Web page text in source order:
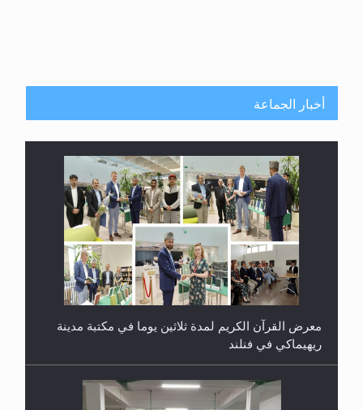
أخبار الجماعة
معرض القرآن الكريم لمدة ثلاثين يوما في مكتبة مدينة
ريهيماكي في فنلند